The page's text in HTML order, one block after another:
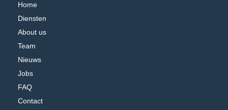
Home
Diensten
About us
Team
Nieuws
Jobs
FAQ
Contact